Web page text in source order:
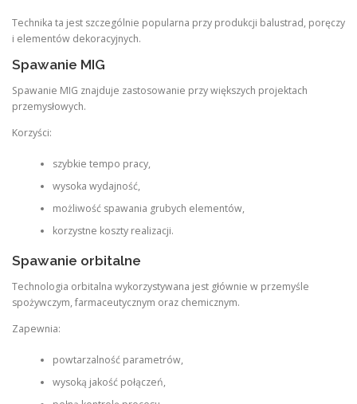
Technika ta jest szczególnie popularna przy produkcji balustrad, poręczy
i elementów dekoracyjnych.
Spawanie MIG
Spawanie MIG znajduje zastosowanie przy większych projektach
przemysłowych.
Korzyści:
szybkie tempo pracy,
wysoka wydajność,
możliwość spawania grubych elementów,
korzystne koszty realizacji.
Spawanie orbitalne
Technologia orbitalna wykorzystywana jest głównie w przemyśle
spożywczym, farmaceutycznym oraz chemicznym.
Zapewnia:
powtarzalność parametrów,
wysoką jakość połączeń,